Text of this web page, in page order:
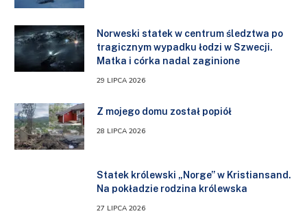
Norweski statek w centrum śledztwa po
tragicznym wypadku łodzi w Szwecji.
Matka i córka nadal zaginione
29 LIPCA 2026
Z mojego domu został popiół
28 LIPCA 2026
Statek królewski „Norge” w Kristiansand.
Na pokładzie rodzina królewska
27 LIPCA 2026